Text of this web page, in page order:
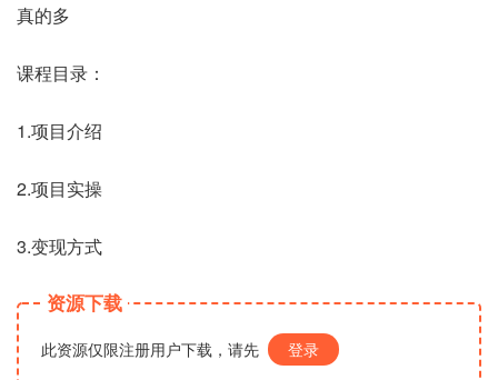
真的多
课程目录：
1.项目介绍
2.项目实操
3.变现方式
资源下载
此资源仅限注册用户下载，请先 登录